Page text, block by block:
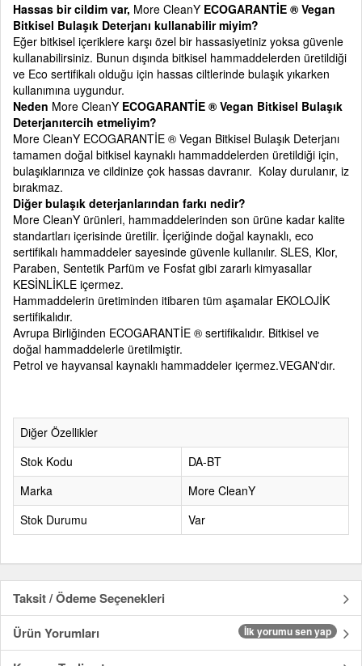
Hassas bir cildim var, More CleanY ECOGARANTİE ® Vegan
Bitkisel Bulaşık Deterjanı kullanabilir miyim?
Eğer bitkisel içeriklere karşı özel bir hassasiyetiniz yoksa güvenle
kullanabilirsiniz. Bunun dışında bitkisel hammaddelerden üretildiği
ve Eco sertifikalı olduğu için hassas ciltlerinde bulaşık yıkarken
kullanımına uygundur.
Neden More CleanY ECOGARANTİE ® Vegan Bitkisel Bulaşık
Deterjanıtercih etmeliyim?
More CleanY ECOGARANTİE ® Vegan Bitkisel Bulaşık Deterjanı
tamamen doğal bitkisel kaynaklı hammaddelerden üretildiği için,
bulaşıklarınıza ve cildinize çok hassas davranır. Kolay durulanır, iz
bırakmaz.
Diğer bulaşık deterjanlarından farkı nedir?
More CleanY ürünleri, hammaddelerinden son ürüne kadar kalite
standartları içerisinde üretilir. İçeriğinde doğal kaynaklı, eco
sertifikalı hammaddeler sayesinde güvenle kullanılır. SLES, Klor,
Paraben, Sentetik Parfüm ve Fosfat gibi zararlı kimyasallar
KESİNLİKLE içermez.
Hammaddelerin üretiminden itibaren tüm aşamalar EKOLOJİK
sertifikalıdır.
Avrupa Birliğinden ECOGARANTİE ® sertifikalıdır. Bitkisel ve
doğal hammaddelerle üretilmiştir.
Petrol ve hayvansal kaynaklı hammaddeler içermez.VEGAN'dır.
Diğer Özellikler
Stok Kodu
DA-BT
Marka
More CleanY
Stok Durumu
Var
Taksit / Ödeme Seçenekleri
Ürün Yorumları
İlk yorumu sen yap